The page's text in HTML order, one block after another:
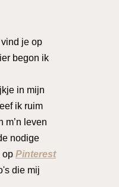
je op
begon ik
in mijn
ik ruim
m’n leven
nodige
op Pinterest
die mij